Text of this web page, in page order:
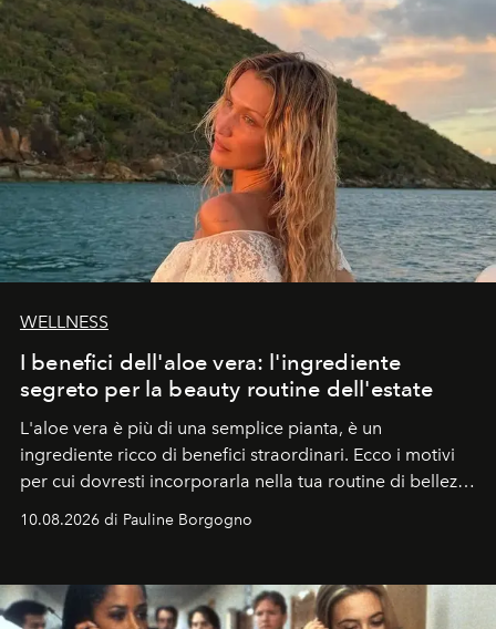
WELLNESS
I benefici dell'aloe vera: l'ingrediente
segreto per la beauty routine dell'estate
L'aloe vera è più di una semplice pianta, è un
ingrediente ricco di benefici straordinari. Ecco i motivi
per cui dovresti incorporarla nella tua routine di bellezza
10.08.2026 di Pauline Borgogno